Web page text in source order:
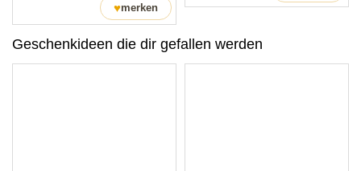
♥merken
Geschenkideen die dir gefallen werden